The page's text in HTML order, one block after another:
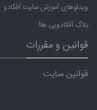
ویدئوهای آموزش سایت آفکادو
بلاگ آفکادویی ها!
قوانین و مقررات
قوانین سایت